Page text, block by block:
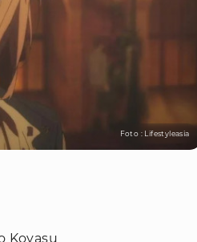
Foto : Lifestyleasia
Koyasu